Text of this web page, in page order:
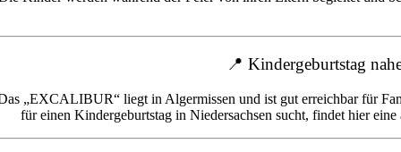
📍 Kindergeburtstag
„EXCALIBUR“ liegt in Algermissen und ist gut erreichbar für
für einen Kindergeburtstag in Niedersachsen sucht, findet hier